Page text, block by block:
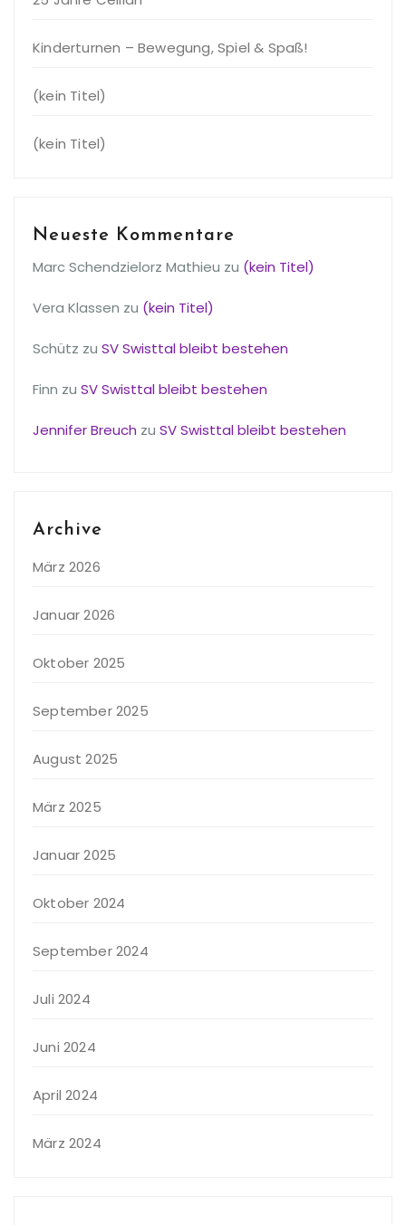
Kinderturnen – Bewegung, Spiel & Spaß!
(kein Titel)
(kein Titel)
Neueste Kommentare
Marc Schendzielorz Mathieu zu (kein Titel)
Vera Klassen zu (kein Titel)
Schütz zu SV Swisttal bleibt bestehen
Finn zu SV Swisttal bleibt bestehen
Jennifer Breuch zu SV Swisttal bleibt bestehen
Archive
März 2026
Januar 2026
Oktober 2025
September 2025
August 2025
März 2025
Januar 2025
Oktober 2024
September 2024
Juli 2024
Juni 2024
April 2024
März 2024